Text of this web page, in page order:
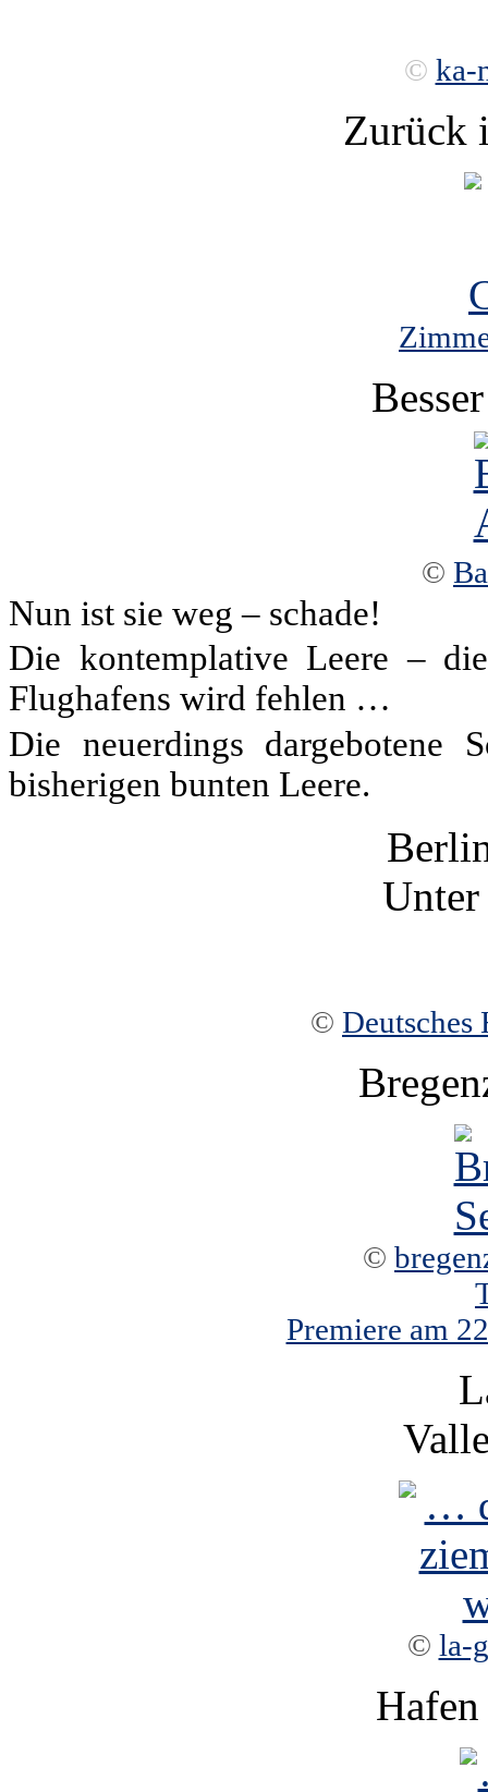
© ka-
Zurück
©
Nun ist sie weg – schade!
Die kontemplative Leere –
Flughafens wird fehlen …
Die neuerdings dargebotene
bisherigen bunten Leere.
© Deutsches
©
Premiere am
© la-